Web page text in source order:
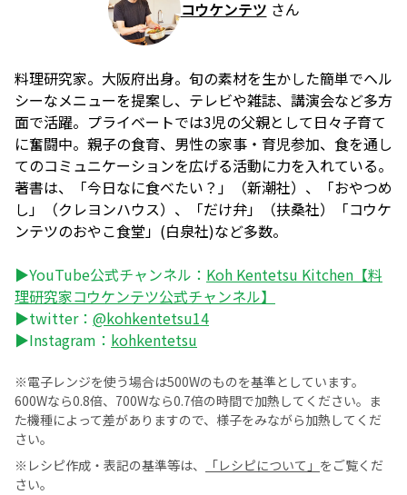
コウケンテツ さん
料理研究家。大阪府出身。旬の素材を生かした簡単でヘル
シーなメニューを提案し、テレビや雑誌、講演会など多方
面で活躍。プライベートでは3児の父親として日々子育て
に奮闘中。親子の食育、男性の家事・育児参加、食を通し
てのコミュニケーションを広げる活動に力を入れている。
著書は、「今日なに食べたい？」（新潮社）、「おやつめ
し」（クレヨンハウス）、「だけ弁」（扶桑社）「コウケ
ンテツのおやこ食堂」(白泉社)など多数。
▶YouTube公式チャンネル： Koh Kentetsu Kitchen【料
理研究家コウケンテツ公式チャンネル】
▶twitter： @kohkentetsu14
▶Instagram： kohkentetsu
※電子レンジを使う場合は500Wのものを基準としています。
600Wなら0.8倍、700Wなら0.7倍の時間で加熱してください。ま
た機種によって差がありますので、様子をみながら加熱してくだ
さい。
※レシピ作成・表記の基準等は、
「レシピについて」 をご覧くだ
さい。